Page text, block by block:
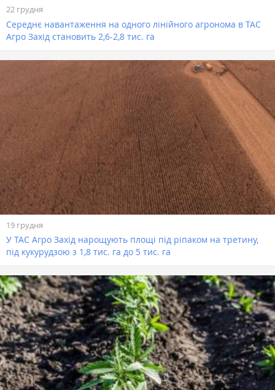
22 грудня
Середнє навантаження на одного лінійного агронома в ТАС
Агро Захід становить 2,6-2,8 тис. га
19 грудня
У ТАС Агро Захід нарощують площі під ріпаком на третину,
під кукурудзою з 1,8 тис. га до 5 тис. га